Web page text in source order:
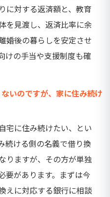
に対する返済額と、教育
を見渡し、返済比率に余
婚後の暮らしを安定させ
けの手当や支援制度も確
いのですが、家に住み続け
宅に住み続けたい、とい
続ける側の名義で借り換
りますが、その方が単独
要があります。まずは今
えに対応する銀行に相談